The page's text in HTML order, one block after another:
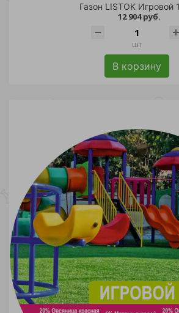
Газон LISTOK Игровой
12 904 руб.
шт
В корзину